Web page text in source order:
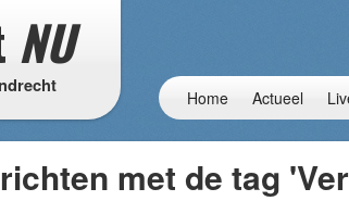
NU
Home Actueel
met de tag